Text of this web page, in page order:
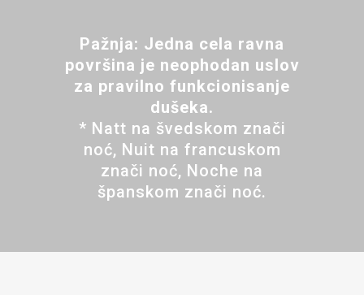
Pažnja: Jedna cela ravna
površina je neophodan uslov
za pravilno funkcionisanje
dušeka.
* Natt na švedskom znači
noć, Nuit na francuskom
znači noć, Noche na
španskom znači noć.